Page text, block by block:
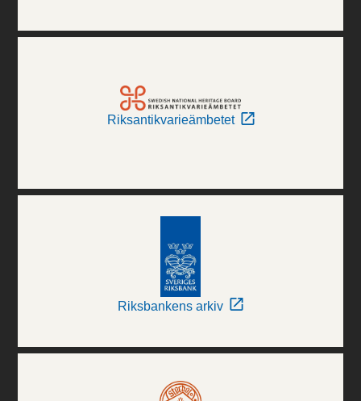
Riksantikvarieämbetet
Riksbankens arkiv